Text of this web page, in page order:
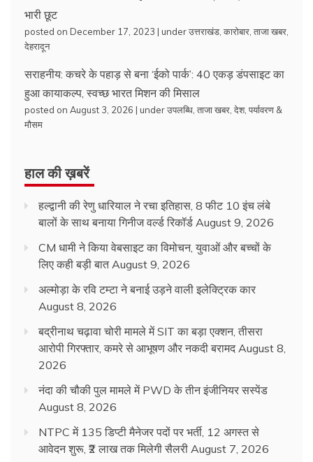
भारी छूट
posted on December 17, 2023 | underउत्तराखंड कारोबार ताजा खबर
देहरादून
सराहनीय: कचरे के पहाड़ से बना ‘ईको पार्क’: 40 एकड़ डंपसाइट का
हुआ कायाकल्प, स्वच्छ भारत मिशन की मिसाल
posted on August 3, 2026 | underउपलब्धि ताजा खबर देश, पर्यावरण &
मौसम
हाल की ख़बरें
हल्द्वानी की रेणु धारियाल ने रचा इतिहास, 8 फीट 10 इंच लंबे
बालों के साथ बनाया गिनीज वर्ल्ड रिकॉर्ड August 9, 2026
CM धामी ने किया वेबसाइट का विमोचन, युवाओं और बच्चों के
लिए कही बड़ी बात August 9, 2026
अल्मोड़ा के रवि टम्टा ने बनाई उड़ने वाली इलेक्ट्रिक कार
August 8, 2026
बद्रीनाथ चढ़ावा चोरी मामले में SIT का बड़ा एक्शन, तीसरा
आरोपी गिरफ्तार, कमरे से आभूषण और नकदी बरामद August 8,
2026
नंदा की चौकी पुल मामले में PWD के तीन इंजीनियर सस्पेंड
August 8, 2026
NTPC में 135 डिप्टी मैनेजर पदों पर भर्ती, 12 अगस्त से
आवेदन शुरू, ₹2 लाख तक मिलेगी सैलरी August 7, 2026